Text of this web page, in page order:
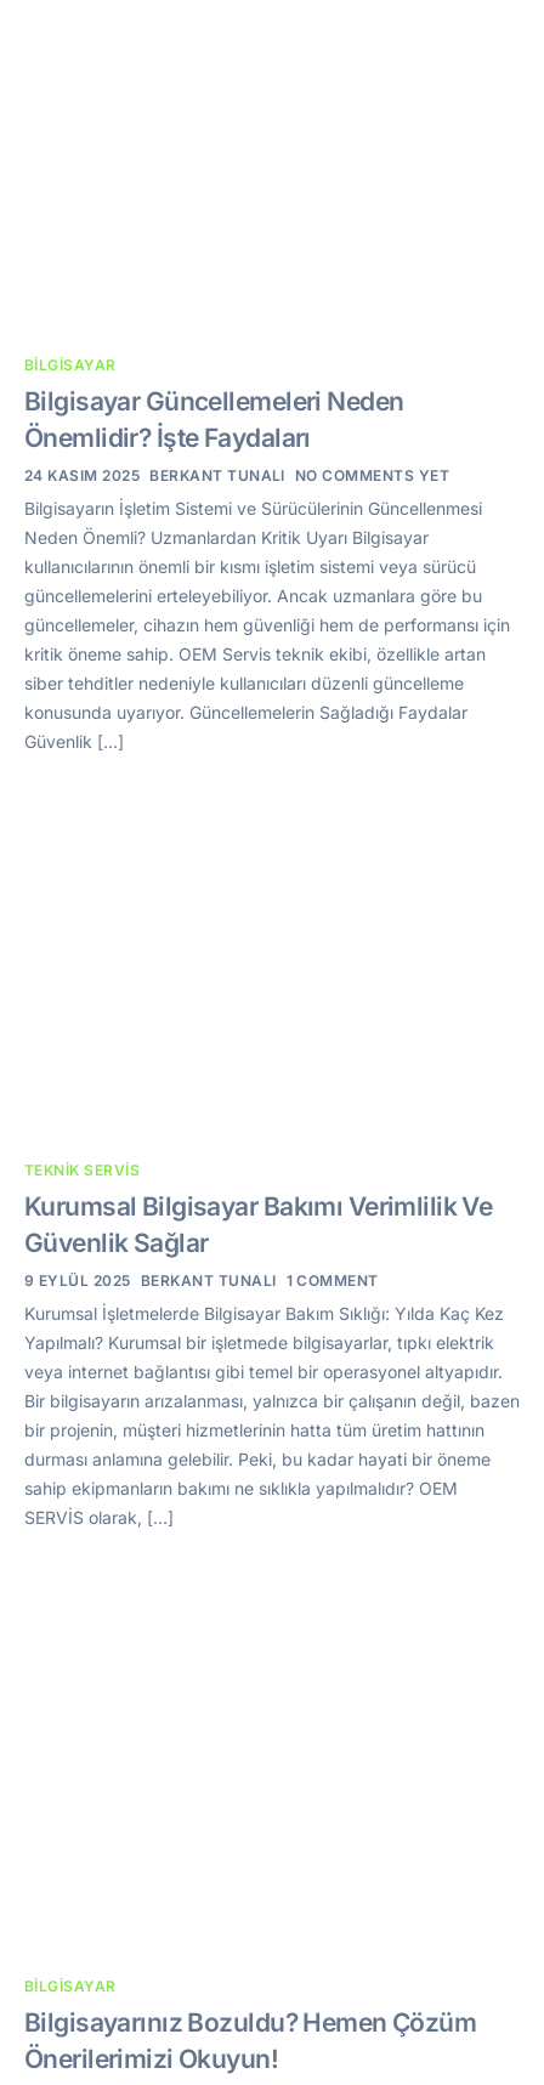
BILGISAYAR
Bilgisayar Güncellemeleri Neden
Önemlidir? İşte Faydaları
24 KASIM 2025 BERKANT TUNALI NO COMMENTS YET
Bilgisayarın İşletim Sistemi ve Sürücülerinin Güncellenmesi
Neden Önemli? Uzmanlardan Kritik Uyarı Bilgisayar
kullanıcılarının önemli bir kısmı işletim sistemi veya sürücü
güncellemelerini erteleyebiliyor. Ancak uzmanlara göre bu
güncellemeler, cihazın hem güvenliği hem de performansı için
kritik öneme sahip. OEM Servis teknik ekibi, özellikle artan
siber tehditler nedeniyle kullanıcıları düzenli güncelleme
konusunda uyarıyor. Güncellemelerin Sağladığı Faydalar
Güvenlik […]
TEKNIK SERVIS
Kurumsal Bilgisayar Bakımı Verimlilik Ve
Güvenlik Sağlar
9 EYLÜL 2025 BERKANT TUNALI 1 COMMENT
Kurumsal İşletmelerde Bilgisayar Bakım Sıklığı: Yılda Kaç Kez
Yapılmalı? Kurumsal bir işletmede bilgisayarlar, tıpkı elektrik
veya internet bağlantısı gibi temel bir operasyonel altyapıdır.
Bir bilgisayarın arızalanması, yalnızca bir çalışanın değil, bazen
bir projenin, müşteri hizmetlerinin hatta tüm üretim hattının
durması anlamına gelebilir. Peki, bu kadar hayati bir öneme
sahip ekipmanların bakımı ne sıklıkla yapılmalıdır? OEM
SERVİS olarak, […]
BILGISAYAR
Bilgisayarınız Bozuldu? Hemen Çözüm
Önerilerimizi Okuyun!